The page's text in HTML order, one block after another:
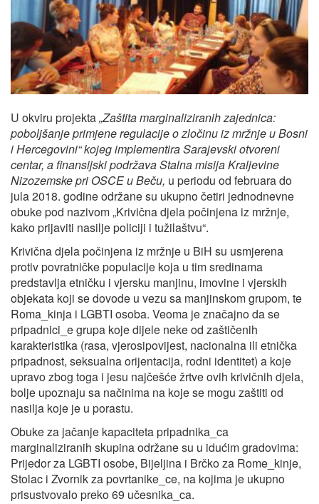
U okviru projekta„Zaštita marginaliziranih zajednica:
poboljšanje primjene regulacije o zločinu iz mržnje u Bosni
i Hercegovini“ kojeg implementira Sarajevski otvoreni
centar, a finansijski podržava Stalna misija Kraljevine
Nizozemske pri OSCE u Beču, u periodu od februara do
jula 2018. godine održane su ukupno četiri jednodnevne
obuke pod nazivom „Krivična djela počinjena iz mržnje,
kako prijaviti nasilje policiji i tužilaštvu“.
Krivična djela počinjena iz mržnje u BiH su usmjerena
protiv povratničke populacije koja u tim sredinama
predstavlja etničku i vjersku manjinu, imovine i vjerskih
objekata koji se dovode u vezu sa manjinskom grupom, te
Roma_kinja i LGBTI osoba. Veoma je značajno da se
pripadnici_e grupa koje dijele neke od zaštičenih
karakteristika (rasa, vjerosipovijest, nacionalna ili etnička
pripadnost, seksualna orijentacija, rodni identitet) a koje
upravo zbog toga i jesu najčešće žrtve ovih krivičnih djela,
bolje upoznaju sa načinima na koje se mogu zaštiti od
nasilja koje je u porastu.
Obuke za jačanje kapaciteta pripadnika_ca
marginaliziranih skupina održane su u idućim gradovima:
Prijedor za LGBTI osobe, Bijeljina i Brčko za Rome_kinje,
Stolac i Zvornik za povrtanike_ce, na kojima je ukupno
prisustvovalo preko 69 učesnika_ca.